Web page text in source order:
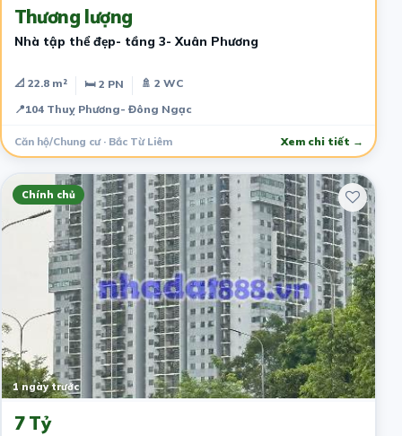
Thương lượng
Nhà tập thể đẹp- tầng 3- Xuân Phương
📐 22.8 m² 🛏 2 PN
🚿 2 WC
📍104 Thuỵ Phương- Đông Ngạc
Căn hộ/Chung cư · Bắc Từ Liêm Xem chi tiết →
Chính chủ
1 ngày trước
7 Tỷ